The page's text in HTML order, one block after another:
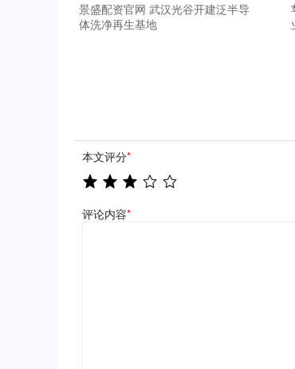
景盛配资官网 武汉光谷开建泛半导
体洗净再生基地
本文评分*
评论内容*